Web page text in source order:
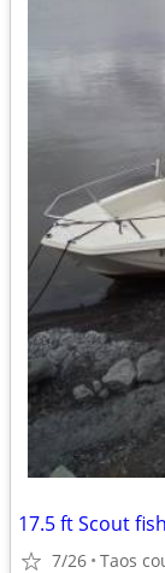
17.5 ft Scout
7/26 Taos